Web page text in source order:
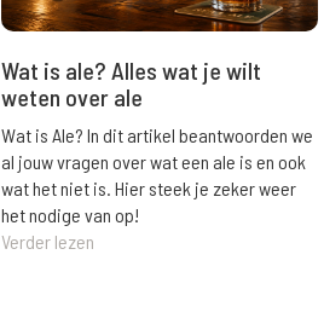
Wat is ale? Alles wat je wilt
weten over ale
Wat is Ale? In dit artikel beantwoorden we
al jouw vragen over wat een ale is en ook
wat het niet is. Hier steek je zeker weer
het nodige van op!
Verder lezen